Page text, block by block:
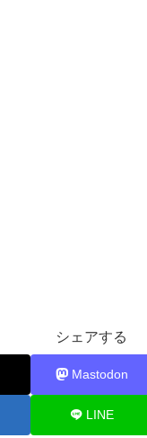
シェアする
Mastodon
LINE